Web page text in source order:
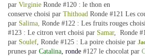
par Virginie Ronde #120 : le thon en
conserve choisi par Thithoad Ronde #121 Les
par Salima, Ronde #122 : Les fruits rouges
#123 : Le citron vert choisi par Samar, Ronde
par Soulef, Ronde #125 : La poire choisie par
prunes par Catalina, ronde #127 le chocolat par